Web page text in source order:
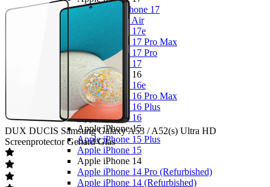
Alle Apple iPhone 17
Apple iPhone Air
Apple iPhone 17e
Apple iPhone 17 Pro Max
Apple iPhone 17 Pro
Apple iPhone 17
Apple iPhone 16
Apple iPhone 16e
Apple iPhone 16 Pro Max
Apple iPhone 16 Plus
Apple iPhone 16
Apple iPhone 15
Apple iPhone 15 Plus
Apple iPhone 15
Apple iPhone 14
Apple iPhone 14 Pro (Refurbished)
Apple iPhone 14 (Refurbished)
DUX DUCIS Samsung Galaxy A53 / A52(s) Ultra HD
Screenprotector Gehard Glas